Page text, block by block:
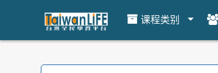
课程类别